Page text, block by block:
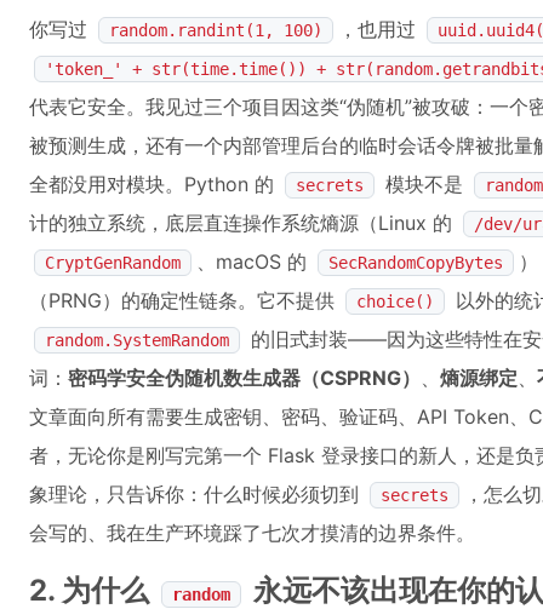
你写过 random.randint(1, 100) ，也用过
'token_' + str(time.time()) +
代表它安全。我见过三个项目因这类“伪随机”被攻破：一
被预测生成，还有一个内部管理后台的临时会话令牌被批
全都没用对模块。Python 的
secrets 模块不是 random
计的独立系统，底层直连操作系统熵源（Linux 的
/dev/
CryptGenRandom
、macOS 的 SecRandomCopyBytes
（PRNG）的确定性链条。它不提供
choice() 以外的统
random.SystemRandom
的旧式封装——因为这些特性在
词： 密码学安全伪随机数生成器（CSPRNG） 、 熵源绑定、
文章面向所有需要生成密钥、密码、验证码、API Token
者，无论你是刚写完第一个 Flask 登录接口的新人，还是
象理论，只告诉你：什么时候必须切到
secrets
，怎么
会写的、我在生产环境踩了七次才摸清的边界条件。
2. 为什么 random
永远不该出现在你的